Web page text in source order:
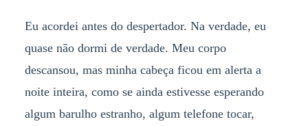
Eu acordei antes do despertador. Na verdade, eu
quase não dormi de verdade. Meu corpo
descansou, mas minha cabeça ficou em alerta a
noite inteira, como se ainda estivesse esperando
algum barulho estranho, algum telefone tocar,